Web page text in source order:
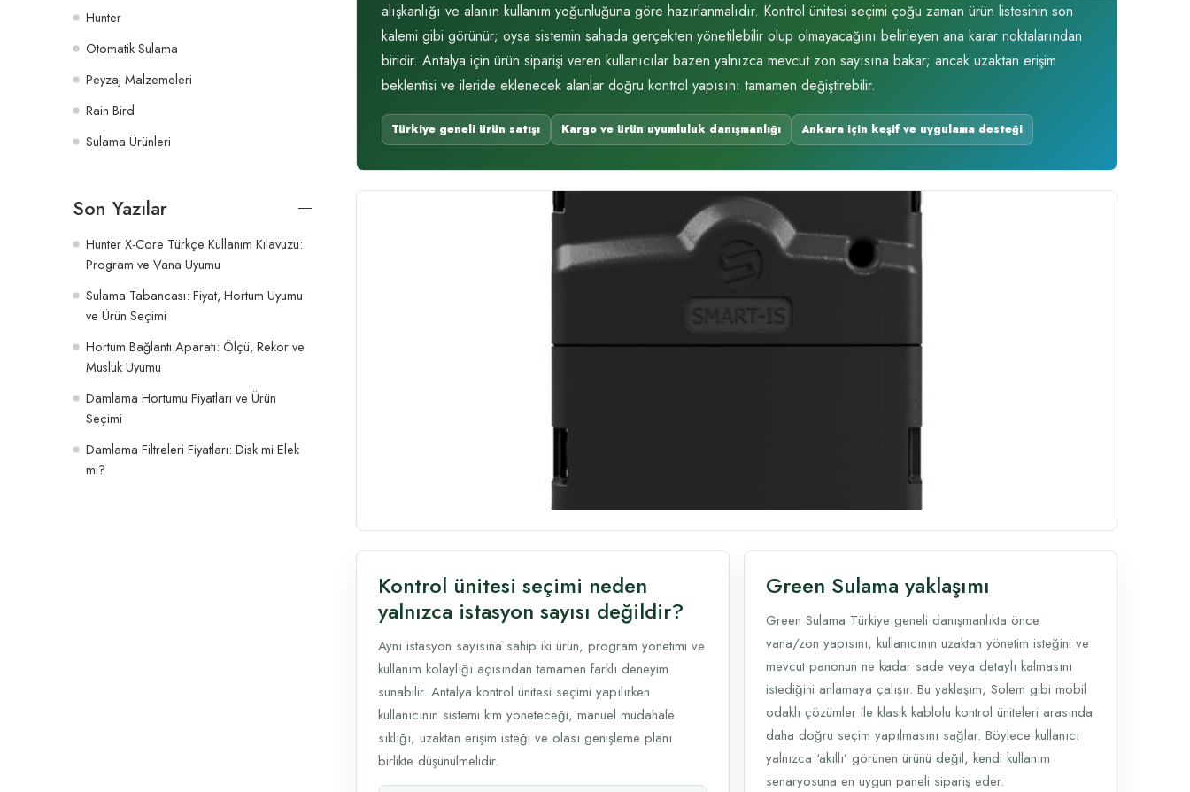
alışkanlığı ve alanın kullanım yoğunluğuna göre hazırlanmalıdır. Kontrol ünitesi seçimi çoğu zaman ürün listesinin son
kalemi gibi görünür; oysa sistemin sahada gerçekten yönetilebilir olup olmayacağını belirleyen ana karar noktalarından
biridir. Antalya için ürün siparişi veren kullanıcılar bazen yalnızca mevcut zon sayısına bakar; ancak uzaktan erişim
beklentisi ve ileride eklenecek alanlar doğru kontrol yapısını tamamen değiştirebilir.
Türkiye geneli ürün satışı Kargo ve ürün uyumluluk danışmanlığı Ankara için keşif ve uygulama desteği
Kontrol ünitesi seçimi neden
yalnızca istasyon sayısı değildir?
Aynı istasyon sayısına sahip iki ürün, program yönetimi ve
kullanım kolaylığı açısından tamamen farklı deneyim
sunabilir. Antalya kontrol ünitesi seçimi yapılırken
kullanıcının sistemi kim yöneteceği, manuel müdahale
sıklığı, uzaktan erişim isteği ve olası genişleme planı
birlikte düşünülmelidir.
Green Sulama yaklaşımı
Green Sulama Türkiye geneli danışmanlıkta önce
vana/zon yapısını, kullanıcının uzaktan yönetim isteğini ve
mevcut panonun ne kadar sade veya detaylı kalmasını
istediğini anlamaya çalışır. Bu yaklaşım, Solem gibi mobil
odaklı çözümler ile klasik kablolu kontrol üniteleri arasında
daha doğru seçim yapılmasını sağlar. Böylece kullanıcı
yalnızca ‘akıllı’ görünen ürünü değil, kendi kullanım
senaryosuna en uygun paneli sipariş eder.
Hunter
Otomatik Sulama
Peyzaj Malzemeleri
Rain Bird
Sulama Ürünleri
Son Yazılar
Hunter X-Core Türkçe Kullanım Kılavuzu:
Program ve Vana Uyumu
Sulama Tabancası: Fiyat, Hortum Uyumu
ve Ürün Seçimi
Hortum Bağlantı Aparatı: Ölçü, Rekor ve
Musluk Uyumu
Damlama Hortumu Fiyatları ve Ürün
Seçimi
Damlama Filtreleri Fiyatları: Disk mi Elek
mi?